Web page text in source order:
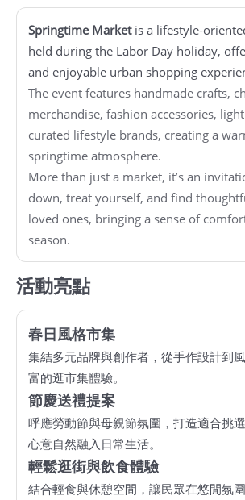
地
申
請
新
創
基
地
場
館
租
借
花
博
公
園
回
首
頁
Springtime Marketis a lifestyle-
held during the Labor Day holiday,
and enjoyable urban shopping
The event features handmade crafts,
merchandise, fashion accessories,
curated lifestyle brands, creating a
springtime atmosphere.
More than just a market, it’s an
down, treat yourself, and find
loved ones, bringing a sense of
season.
活動亮點
春日風格市集
集結多元品牌與創作者，從手作設計到
富的逛市集體驗。
節慶送禮提案
呼應勞動節與母親節氛圍，打造適合挑
心意自然融入日常生活。
輕鬆逛街與飲食體驗
結合輕食與休憩空間，讓民眾在悠閒氛